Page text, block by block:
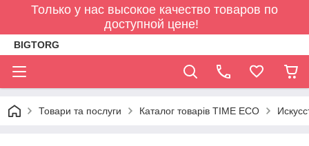
Только у нас высокое качество товаров по
доступной цене!
BIGTORG
Товари та послуги Каталог товарів TIME ECO